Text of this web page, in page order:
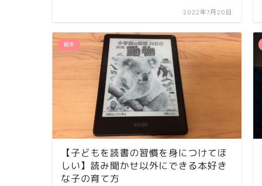
2022年7月20日
絵本
【子どもを読書の習慣を身につけてほ
しい】読み聞かせ以外にできる本好き
な子の育て方